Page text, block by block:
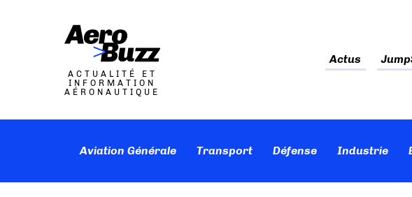
ACTUALITÉ ET
INFORMATION
AÉRONAUTIQUE
Actus
Aviation Générale Transport Défense Industrie